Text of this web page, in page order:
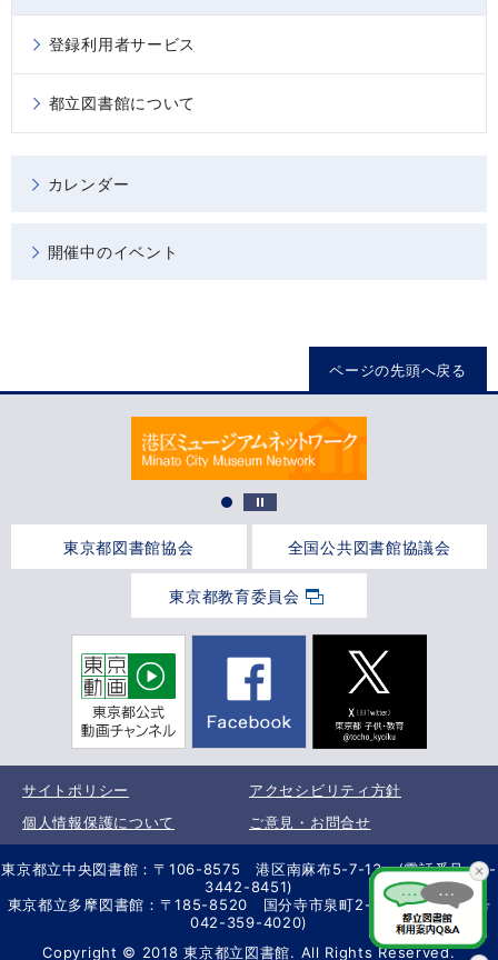
登録利用者サービス
都立図書館について
カレンダー
開催中のイベント
ページの先頭へ戻る
東京都図書館協会 全国公共図書館協議会
東京都教育委員会
サイトポリシー
アクセシビリティ方針
個人情報保護について
ご意見・お問合せ
東京都立中央図書館：〒106-8575 港区南麻布5-7-13 (電話番号 03-
3442-8451)
東京都立多摩図書館：〒185-8520 国分寺市泉町2-2-26 (電話番号
042-359-4020)
Copyright © 2018 東京都立図書館. All Rights Reserved.